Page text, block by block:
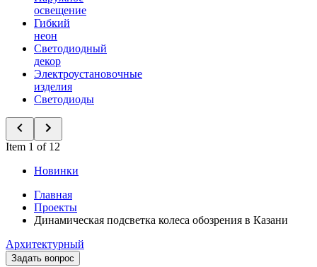
освещение
Гибкий
неон
Светодиодный
декор
Электроустановочные
изделия
Светодиоды
Item 1 of 12
Новинки
Главная
Проекты
Динамическая подсветка колеса обозрения в Казани
Архитектурный
Задать вопрос